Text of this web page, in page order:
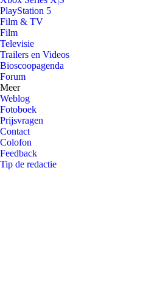
PlayStation 5
Film & TV
Film
Televisie
Trailers en Videos
Bioscoopagenda
Forum
Meer
Weblog
Fotoboek
Prijsvragen
Contact
Colofon
Feedback
Tip de redactie